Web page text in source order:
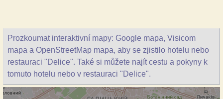
Prozkoumat interaktivní mapy: Google mapa, Visicom
mapa a OpenStreetMap mapa, aby se zjistilo hotelu nebo
restauraci "Delice". Také si můžete najít cestu a pokyny k
tomuto hotelu nebo v restauraci "Delice".